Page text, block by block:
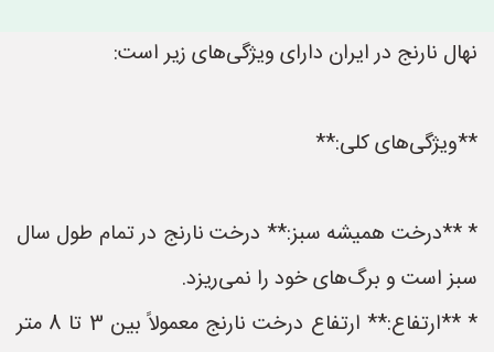
نهال نارنج در ایران دارای ویژگی‌های زیر است:
**ویژگی‌های کلی:**
* **درخت همیشه سبز:** درخت نارنج در تمام طول سال
سبز است و برگ‌های خود را نمی‌ریزد.
* **ارتفاع:** ارتفاع درخت نارنج معمولاً بین 3 تا 8 متر